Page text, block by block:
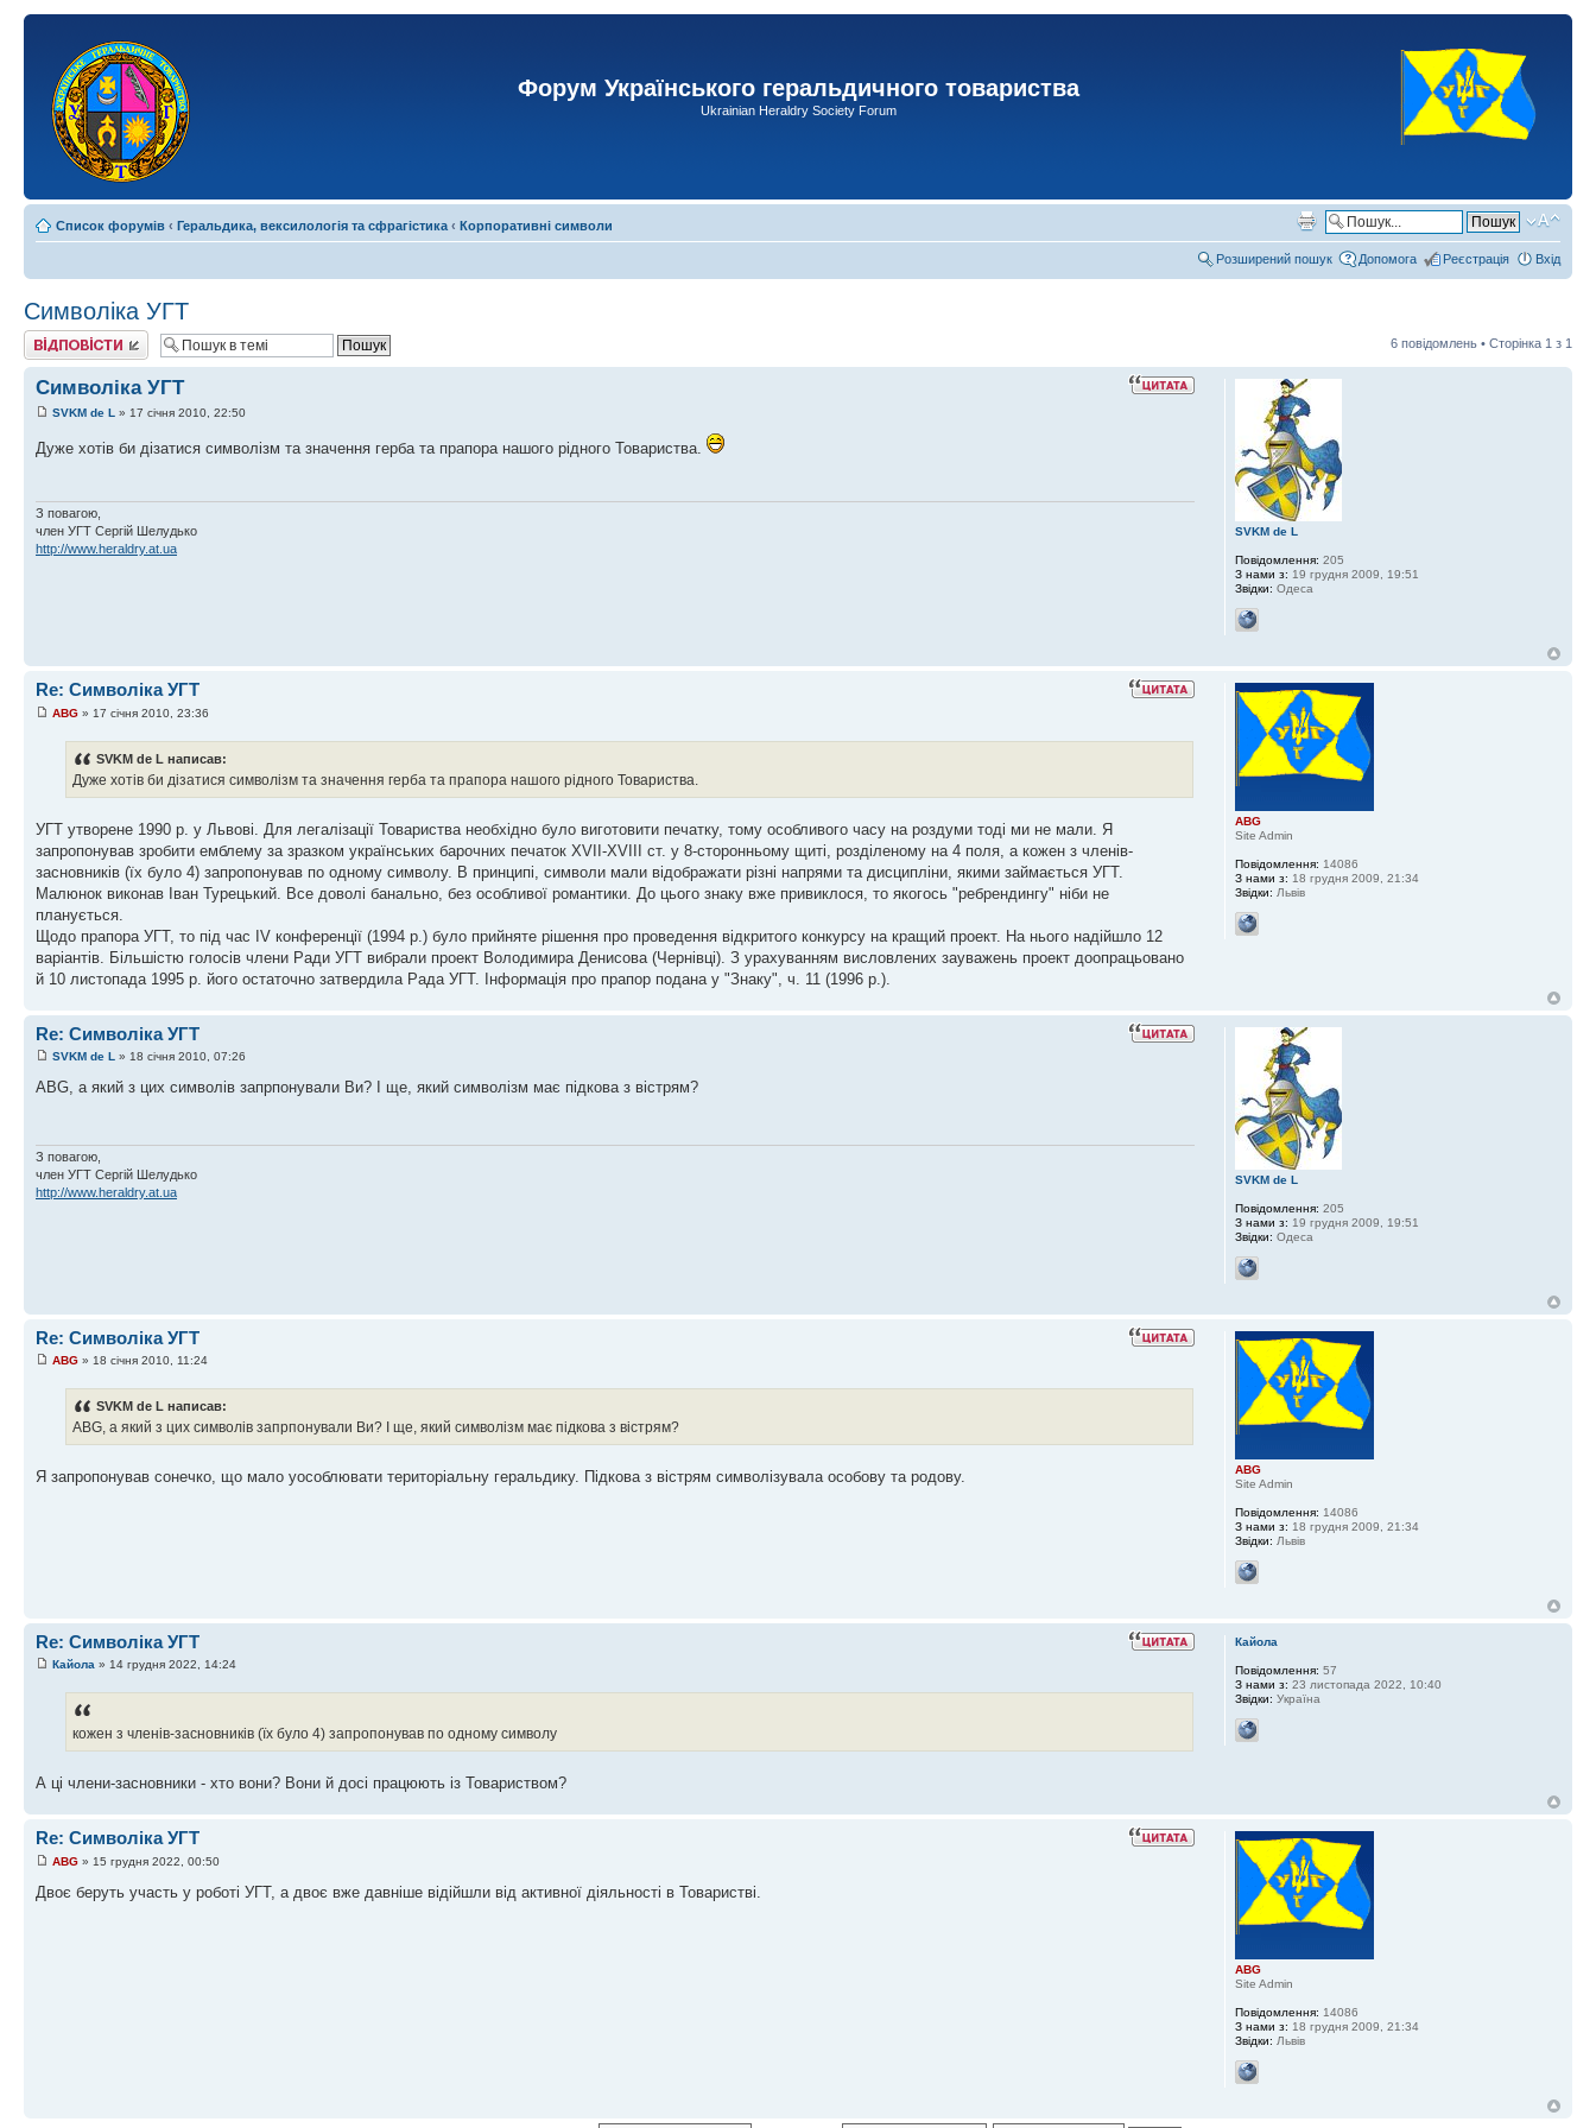
Форум Українського геральдичного товариства
Ukrainian Heraldry Society Forum
Список форумів ‹ Геральдика, вексилологія та сфрагістика ‹ Корпоративні символи
Розширений пошук Допомога Реєстрація Вхід
Символіка УГТ
Відповісти 6 повідомлень • Сторінка 1 з 1
Символіка УГТ
SVKM de L » 17 січня 2010, 22:50
Дуже хотів би дізатися символізм та значення герба та прапора нашого рідного Товариства.
З повагою,
член УГТ Сергій Шелудько
http://www.heraldry.at.ua
SVKM de L
Повідомлення: 205
З нами з: 19 грудня 2009, 19:51
Звідки: Одеса
Re: Символіка УГТ
ABG » 17 січня 2010, 23:36
SVKM de L написав:
Дуже хотів би дізатися символізм та значення герба та прапора нашого рідного Товариства.
УГТ утворене 1990 р. у Львові. Для легалізації Товариства необхідно було виготовити печатку, тому особливого часу на роздуми тоді ми не мали. Я
запропонував зробити емблему за зразком українських барочних печаток XVII-XVIII ст. у 8-сторонньому щиті, розділеному на 4 поля, а кожен з членів-
засновників (їх було 4) запропонував по одному символу. В принципі, символи мали відображати різні напрями та дисципліни, якими займається УГТ.
Малюнок виконав Іван Турецький. Все доволі банально, без особливої романтики. До цього знаку вже привиклося, то якогось "ребрендингу" ніби не
планується.
Щодо прапора УГТ, то під час ІV конференції (1994 р.) було прийняте рішення про проведення відкритого конкурсу на кращий проект. На нього надійшло 12
варіантів. Більшістю голосів члени Ради УГТ вибрали проект Володимира Денисова (Чернівці). З урахуванням висловлених зауважень проект доопрацьовано
й 10 листопада 1995 р. його остаточно затвердила Рада УГТ. Інформація про прапор подана у "Знаку", ч. 11 (1996 р.).
ABG
Site Admin
Повідомлення: 14086
З нами з: 18 грудня 2009, 21:34
Звідки: Львів
Re: Символіка УГТ
SVKM de L » 18 січня 2010, 07:26
ABG, а який з цих символів запрпонували Ви? І ще, який символізм має підкова з вістрям?
З повагою,
член УГТ Сергій Шелудько
http://www.heraldry.at.ua
SVKM de L
Повідомлення: 205
З нами з: 19 грудня 2009, 19:51
Звідки: Одеса
Re: Символіка УГТ
ABG » 18 січня 2010, 11:24
SVKM de L написав:
ABG, а який з цих символів запрпонували Ви? І ще, який символізм має підкова з вістрям?
Я запропонував сонечко, що мало уособлювати територіальну геральдику. Підкова з вістрям символізувала особову та родову.
ABG
Site Admin
Повідомлення: 14086
З нами з: 18 грудня 2009, 21:34
Звідки: Львів
Re: Символіка УГТ
Кайола » 14 грудня 2022, 14:24
кожен з членів-засновників (їх було 4) запропонував по одному символу
А ці члени-засновники - хто вони? Вони й досі працюють із Товариством?
Кайола
Повідомлення: 57
З нами з: 23 листопада 2022, 10:40
Звідки: Україна
Re: Символіка УГТ
ABG » 15 грудня 2022, 00:50
Двоє беруть участь у роботі УГТ, а двоє вже давніше відійшли від активної діяльності в Товаристві.
ABG
Site Admin
Повідомлення: 14086
З нами з: 18 грудня 2009, 21:34
Звідки: Львів